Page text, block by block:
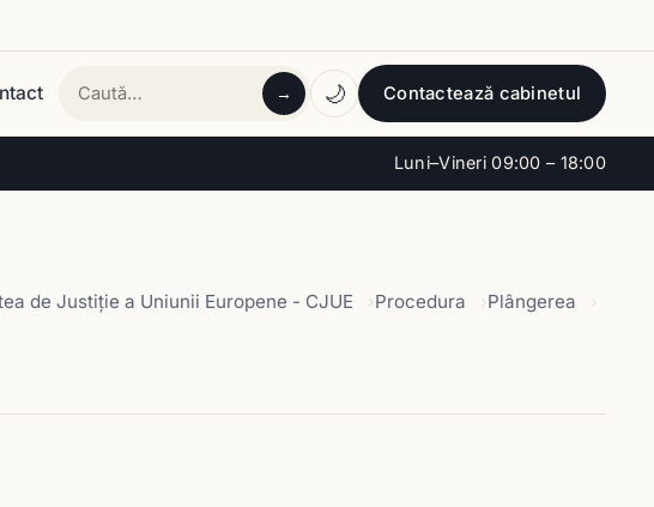
Luni–Vineri 09:00 – 18:00
→ 🌙 Contactează cabinetul
de Justiție a Uniunii Europene - CJUE Procedura
Plângerea